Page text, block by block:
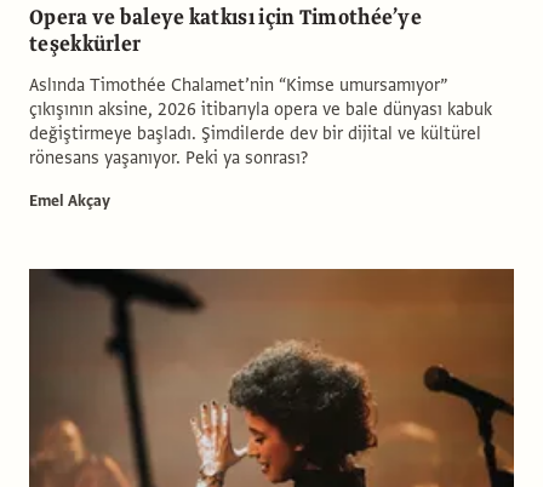
Opera ve baleye katkısı için Timothée’ye
teşekkürler
Aslında Timothée Chalamet’nin “Kimse umursamıyor”
çıkışının aksine, 2026 itibarıyla opera ve bale dünyası kabuk
değiştirmeye başladı. Şimdilerde dev bir dijital ve kültürel
rönesans yaşanıyor. Peki ya sonrası?
Emel Akçay